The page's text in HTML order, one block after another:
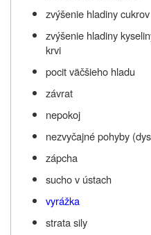
zvýšenie hladiny
zvýšenie hladiny
krvi
pocit väčšieho hladu
závrat
nepokoj
nezvyčajné pohyby
zápcha
sucho v ústach
vyrážka
strata sily